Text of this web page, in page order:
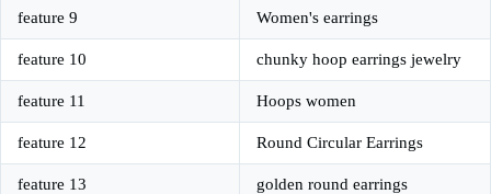
feature 9 Women's earrings
feature 10 chunky hoop earrings jewelry
feature 11 Hoops women
feature 12 Round Circular Earrings
feature 13 golden round earrings